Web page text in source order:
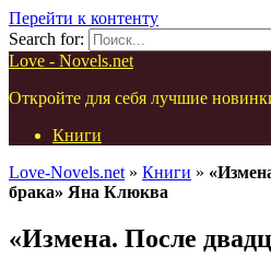
Перейти к контенту
Search for:
Love - Novels.net
Откройте для себя лучшие
Книги
Love-Novels.net » Книги »
брака» Яна Клюква
«Измена. После